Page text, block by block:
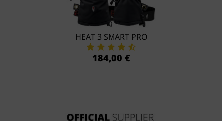
HEAT 3 SMART PRO
184,00 €